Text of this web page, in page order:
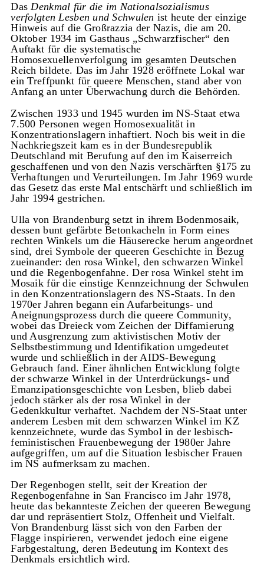
DasDenkmal für die im Nationalsozialismus
verfolgten Lesben und Schwulen ist heute der einzige
Hinweis auf die Großrazzia der Nazis, die am 20.
Oktober 1934 im Gasthaus „Schwarzfischer“ den
Auftakt für die systematische
Homosexuellenverfolgung im gesamten Deutschen
Reich bildete. Das im Jahr 1928 eröffnete Lokal war
ein Treffpunkt für queere Menschen, stand aber von
Anfang an unter Überwachung durch die Behörden.
Zwischen 1933 und 1945 wurden im NS-Staat etwa
7.500 Personen wegen Homosexualität in
Konzentrationslagern inhaftiert. Noch bis weit in die
Nachkriegszeit kam es in der Bundesrepublik
Deutschland mit Berufung auf den im Kaiserreich
geschaffenen und von den Nazis verschärften §175 zu
Verhaftungen und Verurteilungen. Im Jahr 1969 wurde
das Gesetz das erste Mal entschärft und schließlich im
Jahr 1994 gestrichen.
Ulla von Brandenburg setzt in ihrem Bodenmosaik,
dessen bunt gefärbte Betonkacheln in Form eines
rechten Winkels um die Häuserecke herum angeordnet
sind, drei Symbole der queeren Geschichte in Bezug
zueinander: den rosa Winkel, den schwarzen Winkel
und die Regenbogenfahne. Der rosa Winkel steht im
Mosaik für die einstige Kennzeichnung der Schwulen
in den Konzentrationslagern des NS-Staats. In den
1970er Jahren begann ein Aufarbeitungs- und
Aneignungsprozess durch die queere Community,
wobei das Dreieck vom Zeichen der Diffamierung
und Ausgrenzung zum aktivistischen Motiv der
Selbstbestimmung und Identifikation umgedeutet
wurde und schließlich in der AIDS-Bewegung
Gebrauch fand. Einer ähnlichen Entwicklung folgte
der schwarze Winkel in der Unterdrückungs- und
Emanzipationsgeschichte von Lesben, blieb dabei
jedoch stärker als der rosa Winkel in der
Gedenkkultur verhaftet. Nachdem der NS-Staat unter
anderem Lesben mit dem schwarzen Winkel im KZ
kennzeichnete, wurde das Symbol in der lesbisch-
feministischen Frauenbewegung der 1980er Jahre
aufgegriffen, um auf die Situation lesbischer Frauen
im NS aufmerksam zu machen.
Der Regenbogen stellt, seit der Kreation der
Regenbogenfahne in San Francisco im Jahr 1978,
heute das bekannteste Zeichen der queeren Bewegung
dar und repräsentiert Stolz, Offenheit und Vielfalt.
Von Brandenburg lässt sich von den Farben der
Flagge inspirieren, verwendet jedoch eine eigene
Farbgestaltung, deren Bedeutung im Kontext des
Denkmals ersichtlich wird.